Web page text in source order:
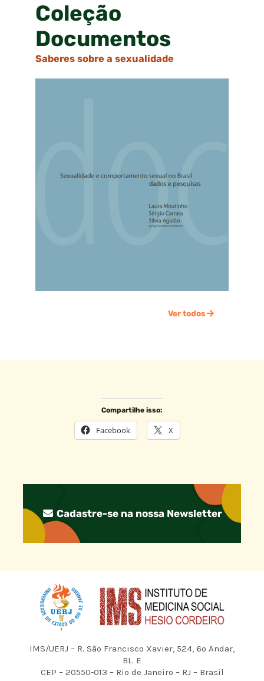
Coleção
Documentos
Saberes sobre a sexualidade
Ver todos
Compartilhe isso:
Facebook X
Cadastre-se na nossa Newsletter
IMS/UERJ – R. São Francisco Xavier, 524, 6º Andar,
BL. E
CEP – 20550-013 – Rio de Janeiro – RJ – Brasil